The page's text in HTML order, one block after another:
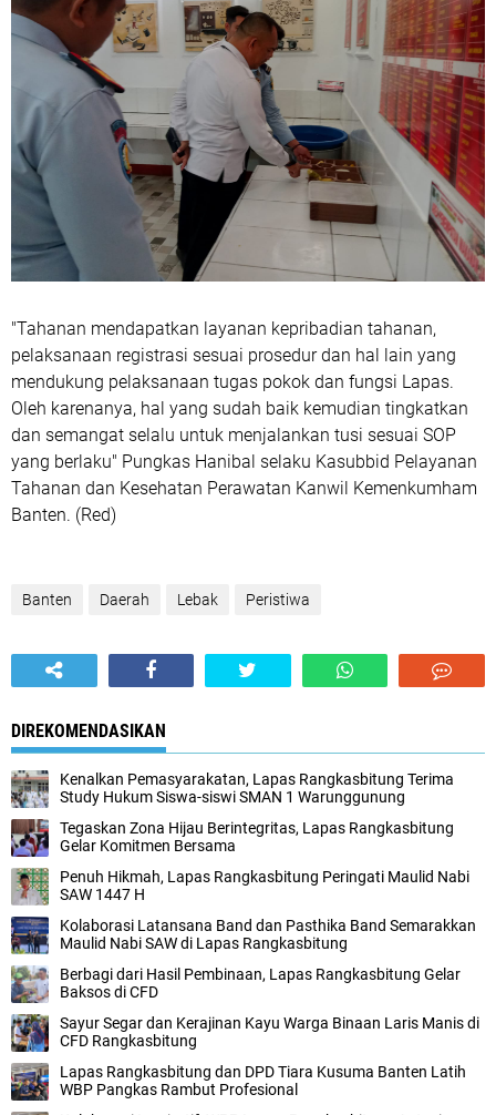
"Tahanan mendapatkan layanan kepribadian tahanan,
pelaksanaan registrasi sesuai prosedur dan hal lain yang
mendukung pelaksanaan tugas pokok dan fungsi Lapas.
Oleh karenanya, hal yang sudah baik kemudian tingkatkan
dan semangat selalu untuk menjalankan tusi sesuai SOP
yang berlaku" Pungkas Hanibal selaku Kasubbid Pelayanan
Tahanan dan Kesehatan Perawatan Kanwil Kemenkumham
Banten. (Red)
Banten Daerah Lebak Peristiwa
DIREKOMENDASIKAN
Kenalkan Pemasyarakatan, Lapas Rangkasbitung Terima
Study Hukum Siswa-siswi SMAN 1 Warunggunung
Tegaskan Zona Hijau Berintegritas, Lapas Rangkasbitung
Gelar Komitmen Bersama
Penuh Hikmah, Lapas Rangkasbitung Peringati Maulid Nabi
SAW 1447 H
Kolaborasi Latansana Band dan Pasthika Band Semarakkan
Maulid Nabi SAW di Lapas Rangkasbitung
Berbagi dari Hasil Pembinaan, Lapas Rangkasbitung Gelar
Baksos di CFD
Sayur Segar dan Kerajinan Kayu Warga Binaan Laris Manis di
CFD Rangkasbitung
Lapas Rangkasbitung dan DPD Tiara Kusuma Banten Latih
WBP Pangkas Rambut Profesional